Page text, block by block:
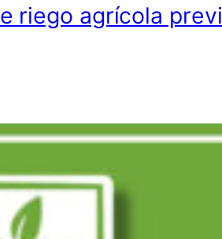
riego agrícola